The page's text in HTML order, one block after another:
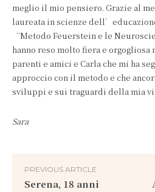
meglio il mio pensiero. Grazie al
laureata in scienze
“Metodo Feuerstein e le
hanno reso molto fiera e
parenti e amici e Carla che mi ha
approccio con il metodo e che
sviluppi e sui traguardi della mia
Sara
PREVIOUS ARTICLE
Serena, 18 anni